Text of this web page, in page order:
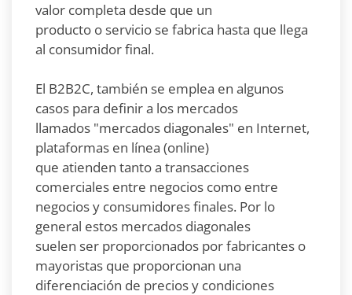
valor completa desde que un
producto o servicio se fabrica hasta que llega
al consumidor final.
El B2B2C, también se emplea en algunos
casos para definir a los mercados
llamados "mercados diagonales" en Internet,
plataformas en línea (online)
que atienden tanto a transacciones
comerciales entre negocios como entre
negocios y consumidores finales. Por lo
general estos mercados diagonales
suelen ser proporcionados por fabricantes o
mayoristas que proporcionan una
diferenciación de precios y condiciones